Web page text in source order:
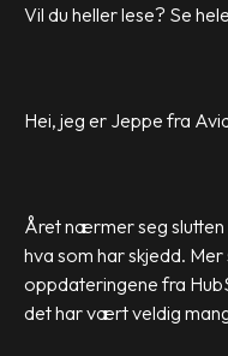
Vil du heller lese? Se
Hei, jeg er Jeppe fra
Året nærmer seg slutten
hva som har skjedd. Mer
oppdateringene fra
det har vært veldig